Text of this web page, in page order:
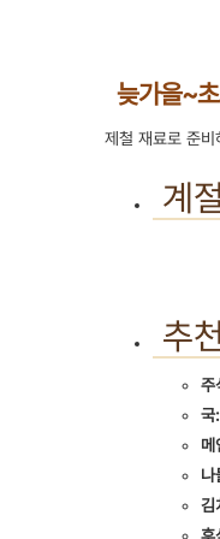
늦가을~
제철 재료로 준
계
추
주
국:
메
나
김